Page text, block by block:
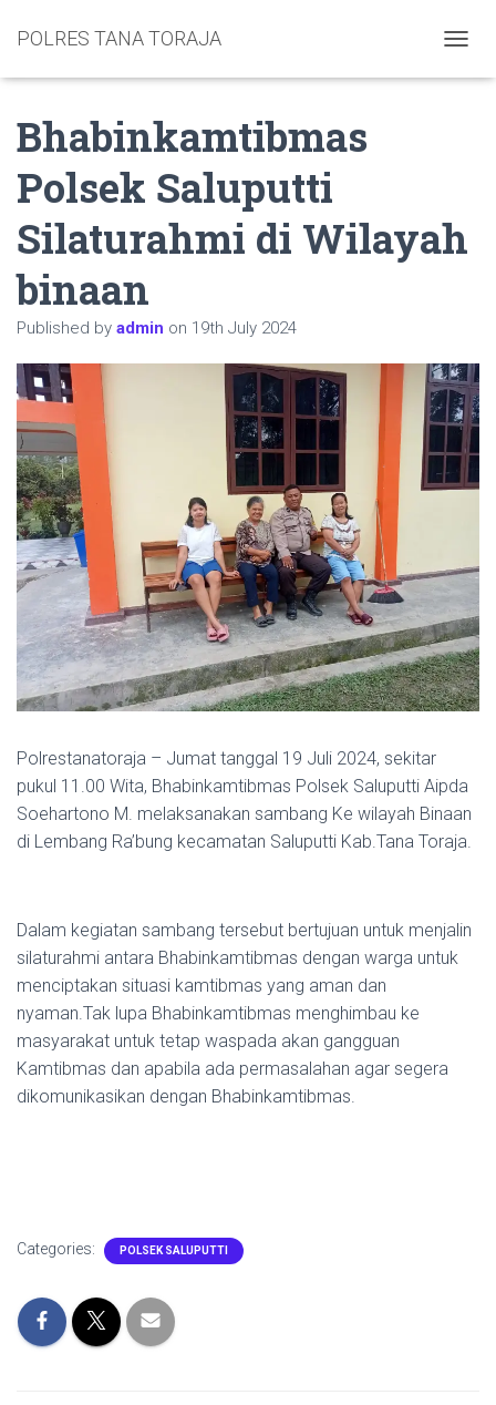
POLRES TANA TORAJA
Bhabinkamtibmas
Polsek Saluputti
Silaturahmi di Wilayah
binaan
Published by admin on 19th July 2024
Polrestanatoraja – Jumat tanggal 19 Juli 2024, sekitar
pukul 11.00 Wita, Bhabinkamtibmas Polsek Saluputti Aipda
Soehartono M. melaksanakan sambang Ke wilayah Binaan
di Lembang Ra’bung kecamatan Saluputti Kab.Tana Toraja.
Dalam kegiatan sambang tersebut bertujuan untuk menjalin
silaturahmi antara Bhabinkamtibmas dengan warga untuk
menciptakan situasi kamtibmas yang aman dan
nyaman.Tak lupa Bhabinkamtibmas menghimbau ke
masyarakat untuk tetap waspada akan gangguan
Kamtibmas dan apabila ada permasalahan agar segera
dikomunikasikan dengan Bhabinkamtibmas.
Categories: POLSEK SALUPUTTI